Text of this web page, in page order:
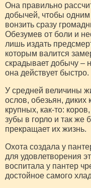
Она правильно
добычей, чтобы
вонзить сразу
Обезумев от боли и
лишь издать
которым валится
скрадывает добычу –
она действует быстро.
У средней величины
ослов, обезьян,
крупных, как-то:
зубы в горло и так же
прекращает их жизнь.
Охота создала у
для удовлетворения
воспитала у пантер
достойное самого